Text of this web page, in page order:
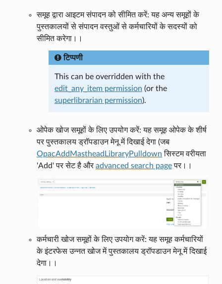
समूह द्वारा आइटम संपादन को सीमित करें: यह अन्य समूहों के
पुस्तकालयों से संपादन वस्तुओं से कर्मचारियों के सदस्यों को
सीमित करेगा।।
टिप्पणी
This can be overridden with the
edit_any_item permission (or the
superlibrarian permission).
ओपेक खोज समूहों के लिए उपयोग करें: यह समूह ओपेक के शीर्ष
पर पुस्तकालय ड्रॉपडाउन मेनू में दिखाई देगा (जब
OpacAddMastheadLibraryPulldown सिस्टम वरीयता
'Add' पर सेट है और advanced search pageपर।।
कर्मचारी खोज समूहों के लिए उपयोग करें: यह समूह कर्मचारियों
के इंटरफेस उन्नत खोज में पुस्तकालय ड्रॉपडाउन मेनू में दिखाई
देगा।।